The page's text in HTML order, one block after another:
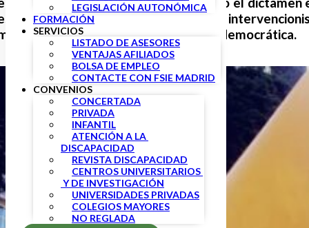
LEGISLACIÓN AUTONÓMICA
FORMACIÓN
SERVICIOS
LISTADO DE ASESORES
VENTAJAS AFILIADOS
BOLSA DE EMPLEO
CONTACTE CON FSIE MADRID
CONVENIOS
CONCERTADA
PRIVADA
INFANTIL
ATENCIÓN A LA
DISCAPACIDAD
REVISTA DISCAPACIDAD
CENTROS UNIVERSITARIOS
Y DE INVESTIGACIÓN
UNIVERSIDADES PRIVADAS
COLEGIOS MAYORES
NO REGLADA
su rechazo a una ley fuertemente
sin duda clave en una sociedad democrática.